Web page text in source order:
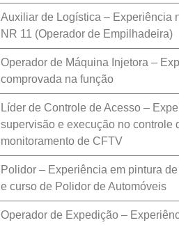
Auxiliar de Logística – Experiência
NR 11 (Operador de Empilhadeira)
Operador de Máquina Injetora –
comprovada na função
Líder de Controle de Acesso –
supervisão e execução no controle
monitoramento de CFTV
Polidor – Experiência em pintura
e curso de Polidor de Automóveis
Operador de Expedição –